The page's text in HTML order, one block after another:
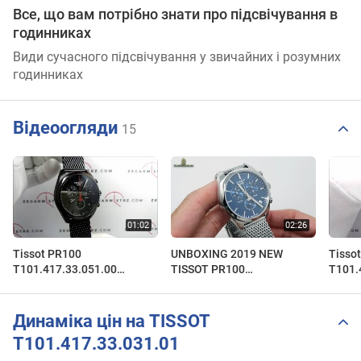
Все, що вам потрібно знати про підсвічування в
годинниках
Види сучасного підсвічування у звичайних і розумних
годинниках
Відеоогляди 15
Tissot PR100
T101.417.33.051.00
UNBOXING 2019 NEW
TISSOT PR100
Динаміка цін на TISSOT
T101.417.33.031.01